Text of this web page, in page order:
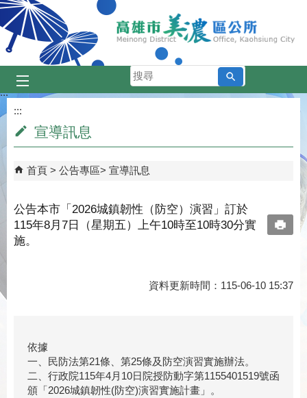
跳到主要內容區塊
搜
尋
:::
:::
宣導訊息
首頁 公告專區 宣導訊息
公告本市「2026城鎮韌性（防空）演習」訂於
115年8月7日（星期五）上午10時至10時30分實
施。
資料更新時間：115-06-10 15:37
依據
一、民防法第21條、第25條及防空演習實施辦法。
二、行政院115年4月10日院授防動字第1155401519號函
頒「2026城鎮韌性(防空)演習實施計畫」。